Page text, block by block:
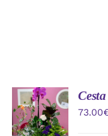
AÑADIR
AL
CARRITO
/
73.00